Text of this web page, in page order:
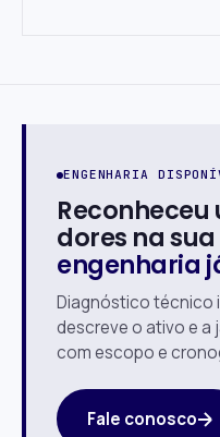
ENGENHARIA
dores na
engenharia
Diagnóstico técnico
descreve o ativo e a
com escopo e
Fale conosco